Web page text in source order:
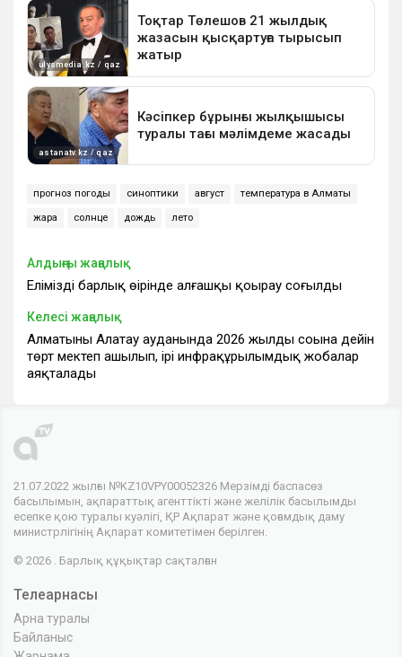
прогноз погоды синоптики август температура в Алматы
жара солнце дождь лето
Алдыңғы жаңалық
Еліміздің барлық өңірінде алғашқы қоңырау соғылды
Келесі жаңалық
Алматының Алатау ауданында 2026 жылдың соңына дейін
төрт мектеп ашылып, ірі инфрақұрылымдық жобалар
аяқталады
21.07.2022 жылғы №KZ10VPY00052326 Мерзімді баспасөз
басылымын, ақпараттық агенттікті және желілік басылымды
есепке қою туралы куәлігі, ҚР Ақпарат және қоғамдық даму
министрлігінің Ақпарат комитетімен берілген.
© 2026 . Барлық құқықтар сақталған
Телеарнасы
Арна туралы
Байланыс